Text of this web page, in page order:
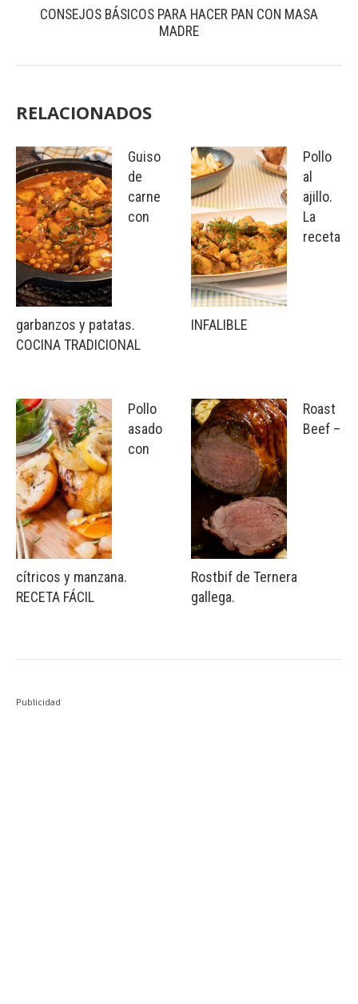
CONSEJOS BÁSICOS PARA HACER PAN CON MASA
MADRE
RELACIONADOS
Guiso
de
carne
con
garbanzos y patatas.
COCINA TRADICIONAL
Pollo
asado
con
cítricos y manzana.
RECETA FÁCIL
Pollo
al
ajillo.
La
receta
INFALIBLE
Roast
Beef –
Rostbif de Ternera
gallega.
Publicidad